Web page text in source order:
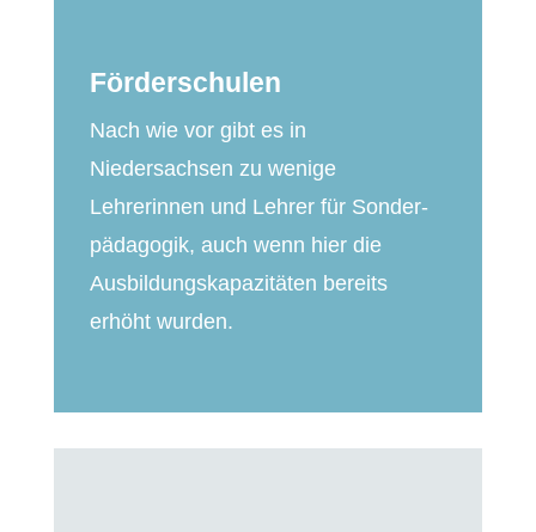
Förderschulen
Nach wie vor gibt es in
Niedersachsen zu wenige
Lehrerinnen und Lehrer für Sonder­
pädagogik, auch wenn hier die
Ausbildungs­kapazitäten bereits
erhöht wurden.